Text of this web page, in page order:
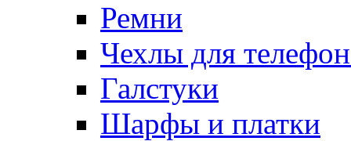
Ремни
Чехлы для
Галстуки
Шарфы и платки